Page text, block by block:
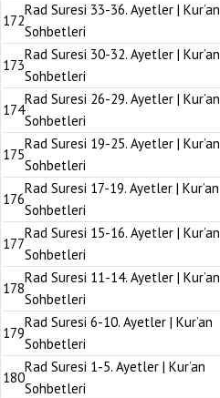
172
Rad Suresi 33-36. Ayetler | Kur’an
Sohbetleri
173
Rad Suresi 30-32. Ayetler | Kur’an
Sohbetleri
174
Rad Suresi 26-29. Ayetler | Kur’an
Sohbetleri
175
Rad Suresi 19-25. Ayetler | Kur’an
Sohbetleri
176
Rad Suresi 17-19. Ayetler | Kur’an
Sohbetleri
177
Rad Suresi 15-16. Ayetler | Kur’an
Sohbetleri
178
Rad Suresi 11-14. Ayetler | Kur’an
Sohbetleri
179
Rad Suresi 6-10. Ayetler | Kur’an
Sohbetleri
180
Rad Suresi 1-5. Ayetler | Kur’an
Sohbetleri